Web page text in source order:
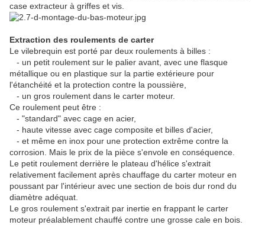
case extracteur à griffes et vis.
Extraction des roulements de carter
Le vilebrequin est porté par deux roulements à billes :
- un petit roulement sur le palier avant, avec une flasque
métallique ou en plastique sur la partie extérieure pour
l'étanchéité et la protection contre la poussière,
- un gros roulement dans le carter moteur.
Ce roulement peut être :
- "standard" avec cage en acier,
- haute vitesse avec cage composite et billes d'acier,
- et même en inox pour une protection extrême contre la
corrosion. Mais le prix de la pièce s'envole en conséquence.
Le petit roulement derrière le plateau d'hélice s'extrait
relativement facilement après chauffage du carter moteur en
poussant par l'intérieur avec une section de bois dur rond du
diamètre adéquat.
Le gros roulement s'extrait par inertie en frappant le carter
moteur préalablement chauffé contre une grosse cale en bois.